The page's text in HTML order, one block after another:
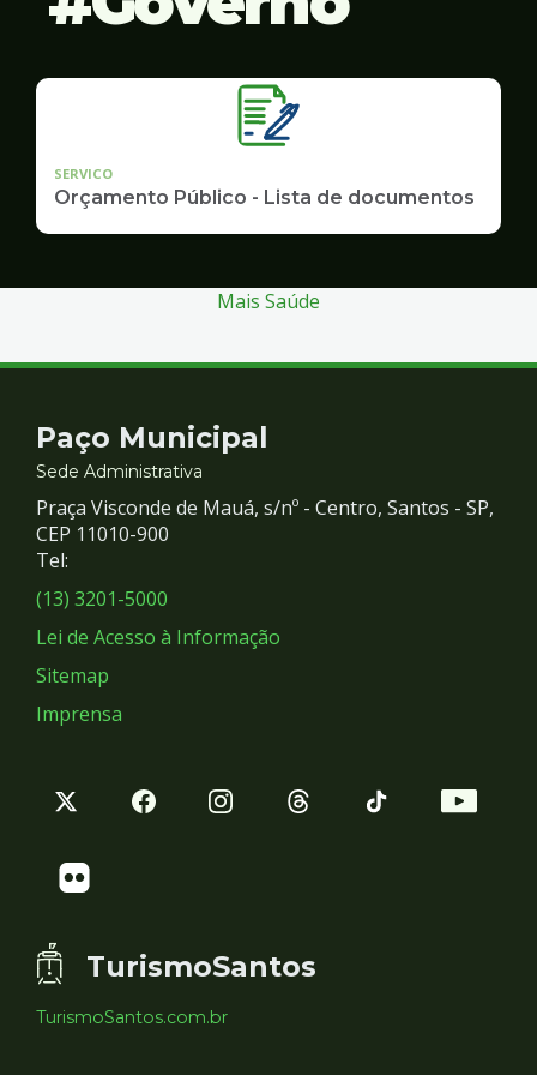
SERVICO
Orçamento Público - Lista de documentos
Mais Saúde
Contato
e
Redes
Sociais
Paço Municipal
Sede Administrativa
Praça Visconde de Mauá, s/nº - Centro, Santos - SP,
CEP 11010-900
Tel:
(13) 3201-5000
Lei de Acesso à Informação
Sitemap
Imprensa
TurismoSantos
TurismoSantos.com.br